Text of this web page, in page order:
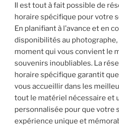
Il est tout à fait possible de
horaire spécifique pour votre
En planifiant à l’avance et en
disponibilités au
moment qui vous convient le
souvenirs inoubliables. La
horaire spécifique garantit
vous accueillir dans les
tout le matériel nécessaire et
personnalisée pour que votre
expérience unique et